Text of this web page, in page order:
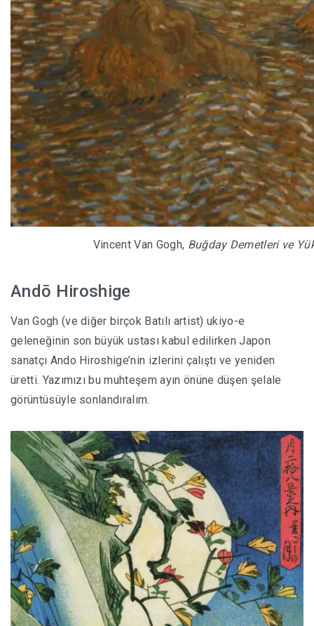
Vincent Van Gogh, Buğday Demetleri ve
Andō Hiroshige
Van Gogh (ve diğer birçok Batılı artist) ukiyo-e
geleneğinin son büyük ustası kabul edilirken Japon
sanatçı Ando Hiroshige’nin izlerini çalıştı ve yeniden
üretti. Yazımızı bu muhteşem ayın önüne düşen şelale
görüntüsüyle sonlandıralım.